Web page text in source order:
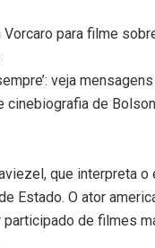
para filme
veja
cinebiografia de
que interpreta
Estado. O ator
participado de filmes